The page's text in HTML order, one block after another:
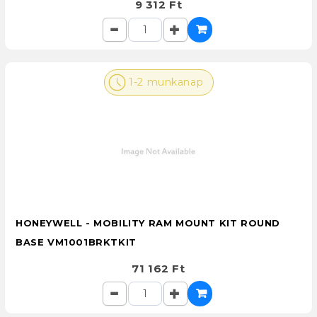
9 312 Ft
1-2 munkanap
HONEYWELL - MOBILITY RAM MOUNT KIT ROUND
BASE VM1001BRKTKIT
71 162 Ft